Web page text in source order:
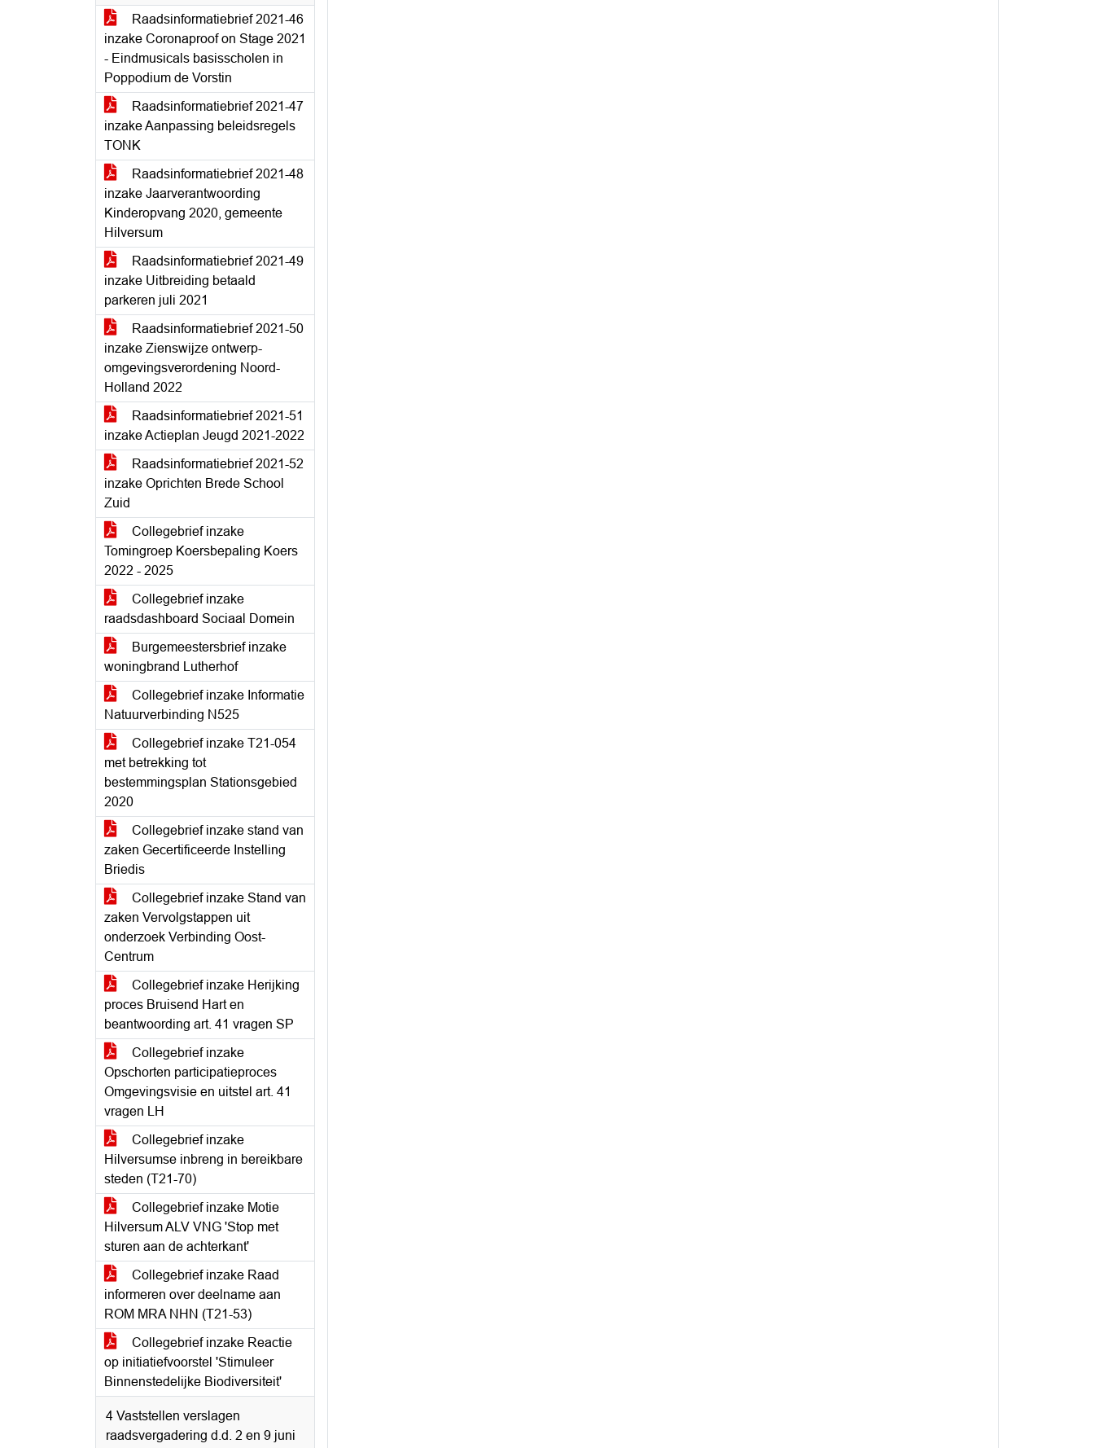
Raadsinformatiebrief 2021-46
inzake Coronaproof on Stage 2021
- Eindmusicals basisscholen in
Poppodium de Vorstin
Raadsinformatiebrief 2021-47
inzake Aanpassing beleidsregels
TONK
Raadsinformatiebrief 2021-48
inzake Jaarverantwoording
Kinderopvang 2020, gemeente
Hilversum
Raadsinformatiebrief 2021-49
inzake Uitbreiding betaald
parkeren juli 2021
Raadsinformatiebrief 2021-50
inzake Zienswijze ontwerp-
omgevingsverordening Noord-
Holland 2022
Raadsinformatiebrief 2021-51
inzake Actieplan Jeugd 2021-2022
Raadsinformatiebrief 2021-52
inzake Oprichten Brede School
Zuid
Collegebrief inzake
Tomingroep Koersbepaling Koers
2022 - 2025
Collegebrief inzake
raadsdashboard Sociaal Domein
Burgemeestersbrief inzake
woningbrand Lutherhof
Collegebrief inzake Informatie
Natuurverbinding N525
Collegebrief inzake T21-054
met betrekking tot
bestemmingsplan Stationsgebied
2020
Collegebrief inzake stand van
zaken Gecertificeerde Instelling
Briedis
Collegebrief inzake Stand van
zaken Vervolgstappen uit
onderzoek Verbinding Oost-
Centrum
Collegebrief inzake Herijking
proces Bruisend Hart en
beantwoording art. 41 vragen SP
Collegebrief inzake
Opschorten participatieproces
Omgevingsvisie en uitstel art. 41
vragen LH
Collegebrief inzake
Hilversumse inbreng in bereikbare
steden (T21-70)
Collegebrief inzake Motie
Hilversum ALV VNG 'Stop met
sturen aan de achterkant'
Collegebrief inzake Raad
informeren over deelname aan
ROM MRA NHN (T21-53)
Collegebrief inzake Reactie
op initiatiefvoorstel 'Stimuleer
Binnenstedelijke Biodiversiteit'
4 Vaststellen verslagen
raadsvergadering d.d. 2 en 9 juni